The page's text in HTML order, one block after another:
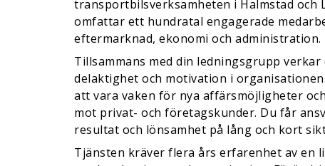
transportbilsverksamheten i Halmstad och
omfattar ett hundratal engagerade
eftermarknad, ekonomi och administration.
Tillsammans med din ledningsgrupp
delaktighet och motivation i
att vara vaken för nya affärsmöjligheter
mot privat- och företagskunder. Du får
resultat och lönsamhet på lång och kort
Tjänsten kräver flera års erfarenhet av en